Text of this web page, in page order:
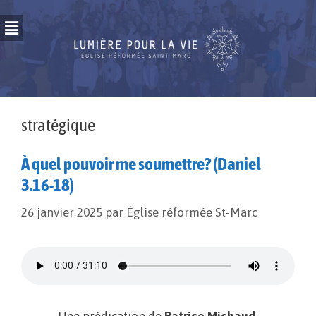
stratégique
À quel pouvoir me soumettre? (Daniel
3.16-18)
26 janvier 2025 par Église réformée St-Marc